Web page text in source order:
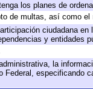
los planes de
de multas, así como
ciudadana
y entidades
la
Federal, especificando